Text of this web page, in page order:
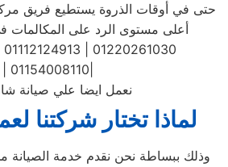
حتى في أوقات الذروة يستطيع فريق
أعلى مستوى الرد على المكالمات في
| 01220261030
| 01154008110|
نعمل ايضا علي صيانة
لماذا تختار شركتنا
وذلك ببساطة نحن نقدم خدمة الصيانة